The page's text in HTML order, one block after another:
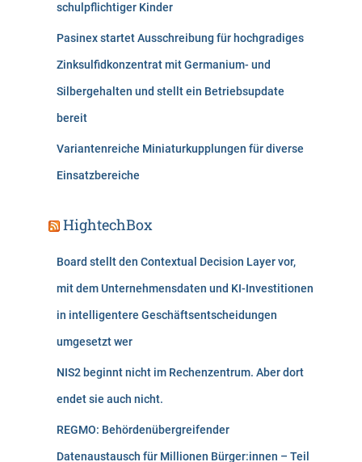
schulpflichtiger Kinder
Pasinex startet Ausschreibung für hochgradiges
Zinksulfidkonzentrat mit Germanium- und
Silbergehalten und stellt ein Betriebsupdate
bereit
Variantenreiche Miniaturkupplungen für diverse
Einsatzbereiche
HightechBox
Board stellt den Contextual Decision Layer vor,
mit dem Unternehmensdaten und KI-Investitionen
in intelligentere Geschäftsentscheidungen
umgesetzt wer
NIS2 beginnt nicht im Rechenzentrum. Aber dort
endet sie auch nicht.
REGMO: Behördenübergreifender
Datenaustausch für Millionen Bürger:innen – Teil